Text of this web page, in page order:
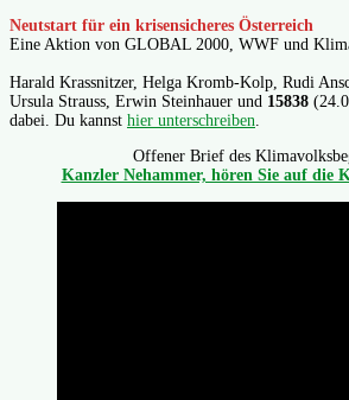
Neutstart für ein krisensicheres Österreich
Eine Aktion von GLOBAL 2000, WWF und
Harald Krassnitzer, Helga Kromb-Kolp, Rudi
Ursula Strauss, Erwin Steinhauer und 15838
dabei. Du kannst hier unterschreiben
Offener Brief des
Kanzler Nehammer, hören Sie auf die